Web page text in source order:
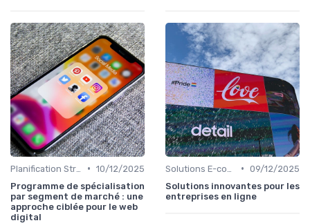
• 10/12/2025
Programme de spécialisation
par segment de marché : une
approche ciblée pour le web
digital
• 09/12/2025
Solutions innovantes pour les
entreprises en ligne